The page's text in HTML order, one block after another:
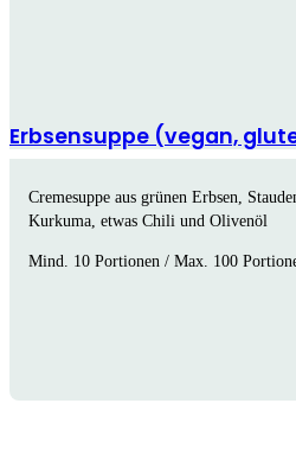
Erbsensuppe (vegan,
Cremesuppe aus grünen Erbsen,
Kurkuma, etwas Chili und Olivenöl
Mind. 10 Portionen / Max. 100